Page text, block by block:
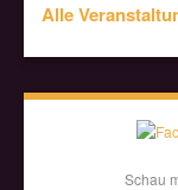
Alle
Schau